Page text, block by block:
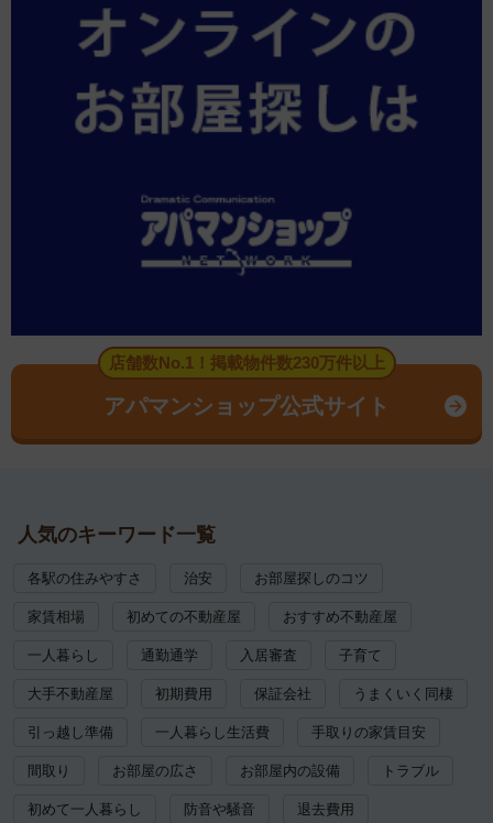
店舗数No.1！掲載物件数230万件以上
アパマンショップ公式サイト
人気のキーワード一覧
各駅の住みやすさ 治安 お部屋探しのコツ
家賃相場 初めての不動産屋 おすすめ不動産屋
一人暮らし 通勤通学 入居審査 子育て
大手不動産屋 初期費用 保証会社 うまくいく同棲
引っ越し準備 一人暮らし生活費 手取りの家賃目安
間取り お部屋の広さ お部屋内の設備 トラブル
初めて一人暮らし 防音や騒音 退去費用